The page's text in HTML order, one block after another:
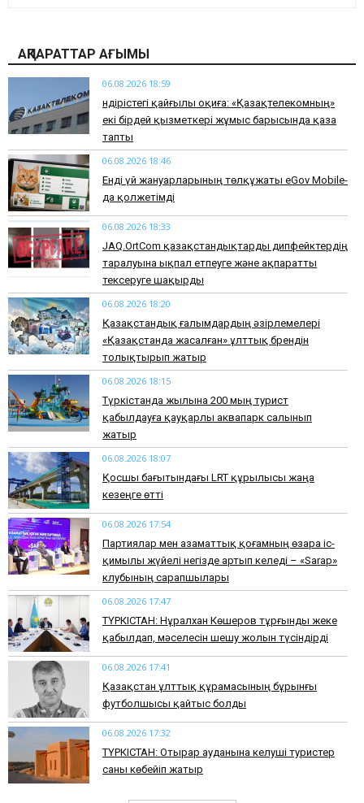
АҚПАРАТТАР АҒЫМЫ
06.08.2026 18:59
Өндірістегі қайғылы оқиға: «Қазақтелекомның»
екі бірдей қызметкері жұмыс барысында қаза
тапты
06.08.2026 18:46
Енді үй жануарларының төлқұжаты eGov Mobile-
да қолжетімді
06.08.2026 18:33
JAQ.OrtCom қазақстандықтарды дипфейктердің
таралуына ықпал етпеуге және ақпаратты
тексеруге шақырды
06.08.2026 18:20
Қазақстандық ғалымдардың әзірлемелері
«Қазақстанда жасалған» ұлттық брендін
толықтырып жатыр
06.08.2026 18:15
Түркістанда жылына 200 мың турист
қабылдауға қауқарлы аквапарк салынып
жатыр
06.08.2026 18:07
Қосшы бағытындағы LRT құрылысы жаңа
кезеңге өтті
06.08.2026 17:54
Партиялар мен азаматтық қоғамның өзара іс-
қимылы жүйелі негізде артып келеді – «Sarap»
клубының сарапшылары
06.08.2026 17:47
ТҮРКІСТАН: Нұралхан Көшеров тұрғынды жеке
қабылдап, мәселесін шешу жолын түсіндірді
06.08.2026 17:41
Қазақстан ұлттық құрамасының бұрынғы
футболшысы қайтыс болды
06.08.2026 17:32
ТҮРКІСТАН: Отырар ауданына келуші туристер
саны көбейіп жатыр